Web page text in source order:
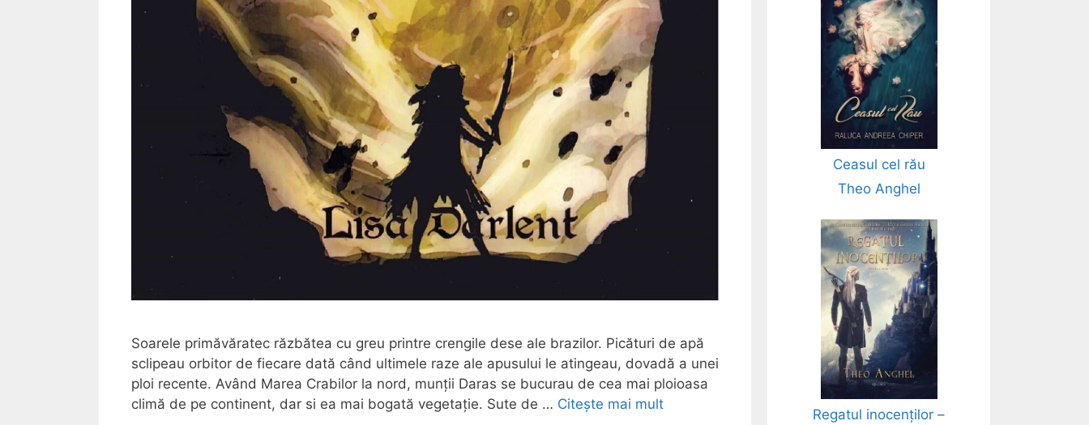
Soarele primăvăratec răzbătea cu greu printre crengile dese ale brazilor. Picături de apă
sclipeau orbitor de fiecare dată când ultimele raze ale apusului le atingeau, dovadă a unei
ploi recente. Având Marea Crabilor la nord, munții Daras se bucurau de cea mai ploioasa
climă de pe continent, dar si ea mai bogată vegetație. Sute de … Citește mai mult
Ceasul cel rău
Theo Anghel
Regatul inocenților –